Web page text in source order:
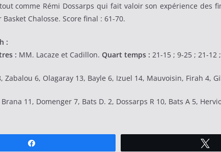
comme Rémi Dossarps qui fait valoir son expérience
Basket Chalosse. Score final : 61-70.
:
: MM. Lacaze et Cadillon. Quart temps : 21-15 ; 9-25 ; 21-12
Zabalou 6, Olagaray 13, Bayle 6, Izuel 14, Mauvoisin, Firah 4,
11, Domenger 7, Bats D. 2, Dossarps R 10, Bats A 5,